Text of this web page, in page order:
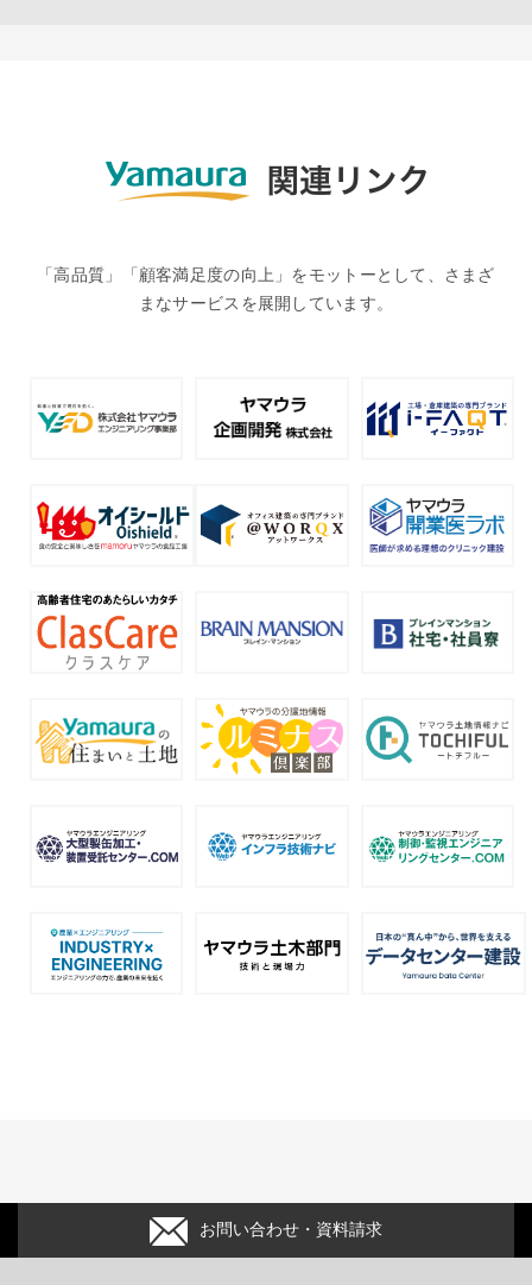
「高品質」「顧客満足度の向上」をモットーとして、さまざ
まなサービスを展開しています。
お問い合わせ・資料請求